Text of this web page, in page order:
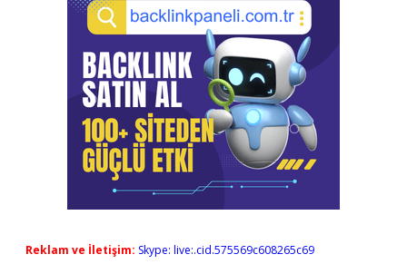
Reklam ve İletişim: Skype: live:.cid.575569c608265c69